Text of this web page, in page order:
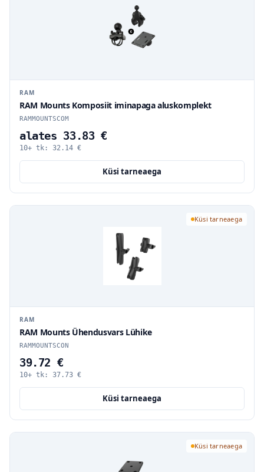
RAM
RAM Mounts Komposiit iminapaga aluskomplekt
RAMMOUNTSCOM
alates 33.83 €
10+ tk: 32.14 €
Küsi tarneaega
Küsi tarneaega
RAM
RAM Mounts Ühendusvars Lühike
RAMMOUNTSCON
39.72 €
10+ tk: 37.73 €
Küsi tarneaega
Küsi tarneaega